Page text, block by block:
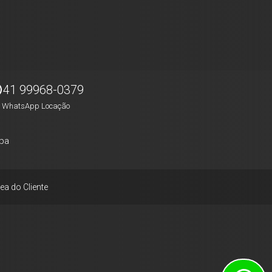
41 99968-0379
WhatsApp Locação
do Cliente